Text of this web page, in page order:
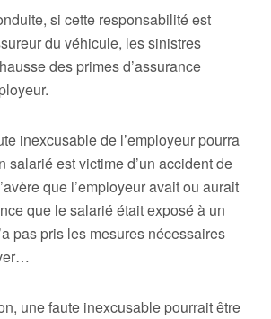
si cette responsabilité est
du véhicule, les sinistres
des primes d’assurance
inexcusable de l’employeur pourra
salarié est victime d’un accident de
que l’employeur avait ou aurait
que le salarié était exposé à un
pas pris les mesures nécessaires
une faute inexcusable pourrait être